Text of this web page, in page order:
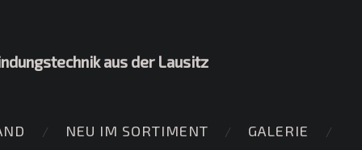
aus der Lausitz
NEU IM SORTIMENT GALERIE